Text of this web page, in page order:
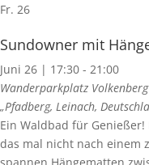
Fr. 26
Sundowner mit
Juni 26 | 17:30 - 21:00
Wanderparkplatz Volkenberg
„Pfadberg, Leinach,
Ein Waldbad für
das mal nicht nach einem